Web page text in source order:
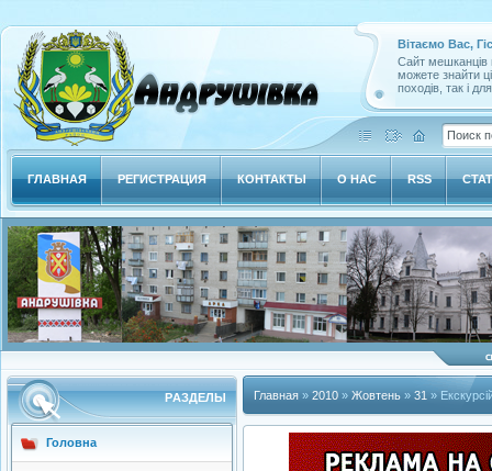
Вітаємо Вас,
Сайт мешканців
можете знайти
походів, так і
ГЛАВНАЯ РЕГИСТРАЦИЯ КОНТАКТЫ О НАС RSS
РAЗДЕЛЫ
Головна
Главная » 2010 » Жовтень » 31 »